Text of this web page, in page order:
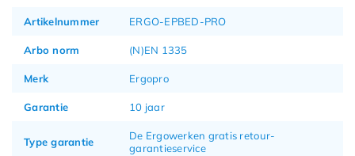
Artikelnummer ERGO-EPBED-PRO
Arbo norm (N)EN 1335
Merk Ergopro
Garantie 10 jaar
Type garantie
De Ergowerken gratis retour-
garantieservice